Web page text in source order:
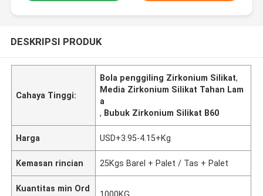
DESKRIPSI PRODUK
Cahaya Tinggi:
Bola penggiling Zirkonium Silikat,
Media Zirkonium Silikat Tahan Lam
a
, Bubuk Zirkonium Silikat B60
Harga USD+3.95-4.15+Kg
Kemasan rincian 25Kgs Barel + Palet / Tas + Palet
Kuantitas min Ord
1000KG